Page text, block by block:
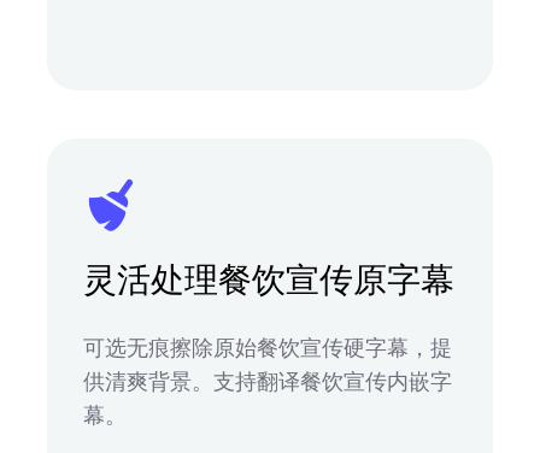
灵活处理餐饮宣传原字幕
可选无痕擦除原始餐饮宣传硬字幕，提
供清爽背景。支持翻译餐饮宣传内嵌字
幕。